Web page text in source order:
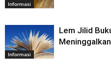
Informasi
Informasi
Lem Jilid